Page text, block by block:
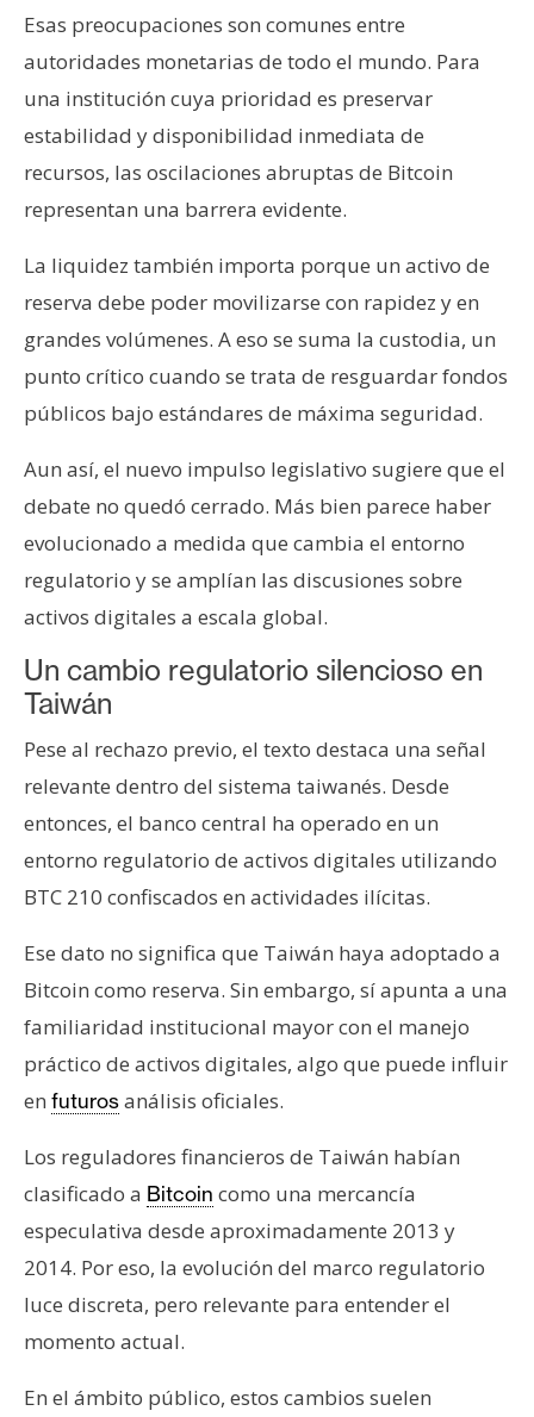
Esas preocupaciones son comunes entre
autoridades monetarias de todo el mundo. Para
una institución cuya prioridad es preservar
estabilidad y disponibilidad inmediata de
recursos, las oscilaciones abruptas de Bitcoin
representan una barrera evidente.
La liquidez también importa porque un activo de
reserva debe poder movilizarse con rapidez y en
grandes volúmenes. A eso se suma la custodia, un
punto crítico cuando se trata de resguardar fondos
públicos bajo estándares de máxima seguridad.
Aun así, el nuevo impulso legislativo sugiere que el
debate no quedó cerrado. Más bien parece haber
evolucionado a medida que cambia el entorno
regulatorio y se amplían las discusiones sobre
activos digitales a escala global.
Un cambio regulatorio silencioso en
Taiwán
Pese al rechazo previo, el texto destaca una señal
relevante dentro del sistema taiwanés. Desde
entonces, el banco central ha operado en un
entorno regulatorio de activos digitales utilizando
BTC 210 confiscados en actividades ilícitas.
Ese dato no significa que Taiwán haya adoptado a
Bitcoin como reserva. Sin embargo, sí apunta a una
familiaridad institucional mayor con el manejo
práctico de activos digitales, algo que puede influir
en futurosanálisis oficiales.
Los reguladores financieros de Taiwán habían
clasificado a Bitcoin como una mercancía
especulativa desde aproximadamente 2013 y
2014. Por eso, la evolución del marco regulatorio
luce discreta, pero relevante para entender el
momento actual.
En el ámbito público, estos cambios suelen